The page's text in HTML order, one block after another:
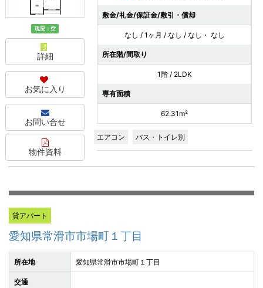
現況：空
詳細
お気に入り
お問い合せ
物件資料
敷金/礼金/保証金/敷引・償却
なし / 1ヶ月 / なし / なし・ なし
所在階/間取り
1階 / 2LDK
専有面積
62.31m²
エアコン バス・トイレ別
貸アパート
愛知県常滑市市場町１丁目
所在地 愛知県常滑市市場町１丁目
交通